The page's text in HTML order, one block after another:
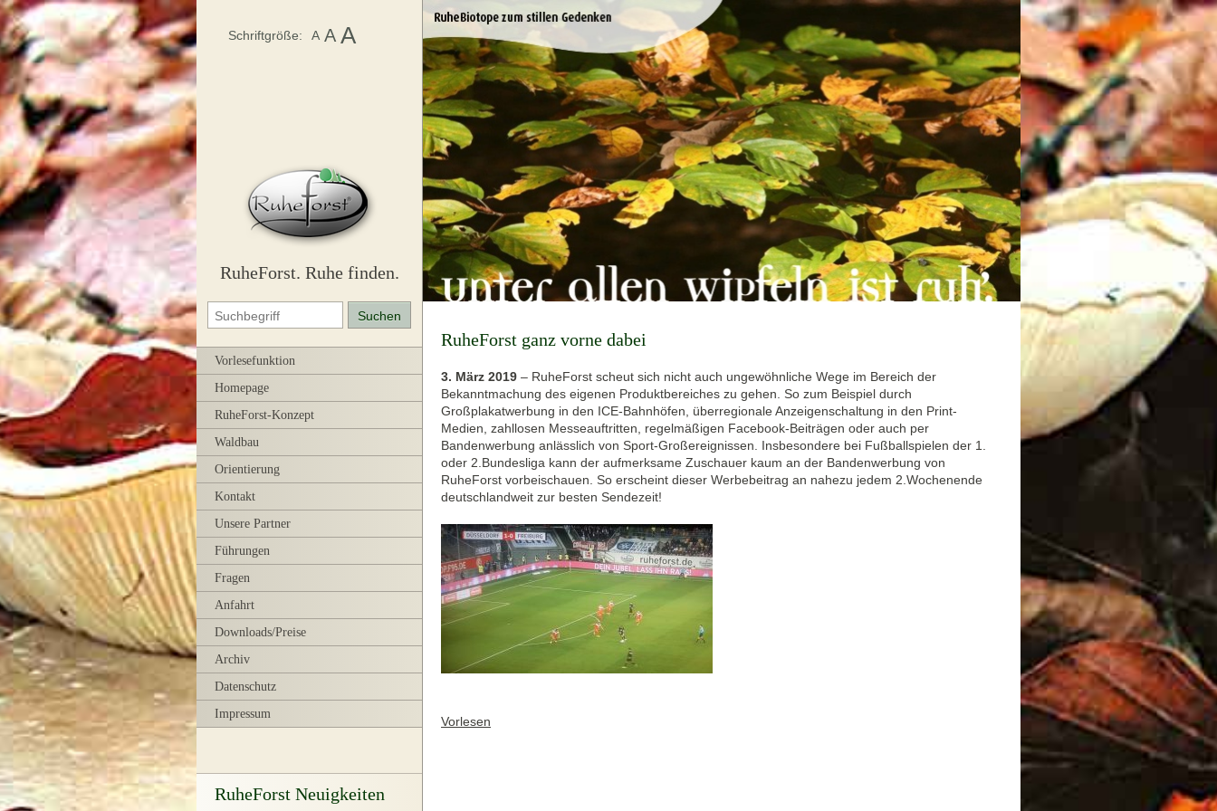
RuheForst. Ruhe finden.
Vorlesefunktion
Homepage
RuheForst-Konzept
Waldbau
Orientierung
Kontakt
Unsere Partner
Führungen
Fragen
Anfahrt
Downloads/Preise
Archiv
Datenschutz
Impressum
RuheForst Neuigkeiten
Schriftgröße: A A A
RuheForst ganz vorne dabei
3. März 2019 – RuheForst scheut sich nicht auch ungewöhnliche Wege im Bereich der
Bekanntmachung des eigenen Produktbereiches zu gehen. So zum Beispiel durch
Großplakatwerbung in den ICE-Bahnhöfen, überregionale Anzeigenschaltung in den Print-
Medien, zahllosen Messeauftritten, regelmäßigen Facebook-Beiträgen oder auch per
Bandenwerbung anlässlich von Sport-Großereignissen. Insbesondere bei Fußballspielen der 1.
oder 2.Bundesliga kann der aufmerksame Zuschauer kaum an der Bandenwerbung von
RuheForst vorbeischauen. So erscheint dieser Werbebeitrag an nahezu jedem 2.Wochenende
deutschlandweit zur besten Sendezeit!
Vorlesen